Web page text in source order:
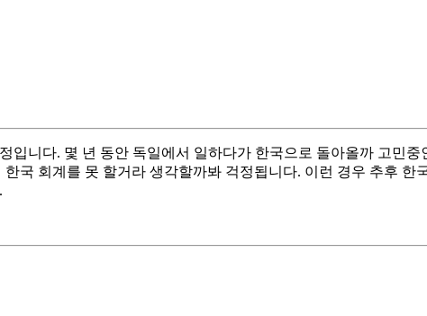
입니다. 몇 년 동안 독일에서 일하다가 한국으로 돌아올까 고민
국 회계를 못 할거라 생각할까봐 걱정됩니다. 이런 경우 추후